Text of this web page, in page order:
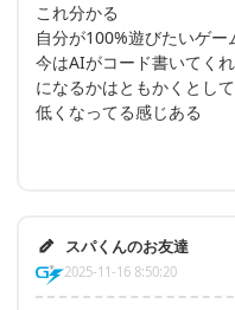
これ分かる
自分が100%遊びたいゲ
今はAIがコード書いてく
になるかはともかくとし
低くなってる感じある
スパくんのお友達
2025-11-16 8:50:20